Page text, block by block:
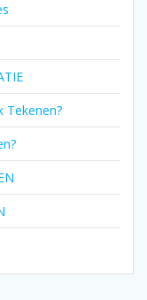
Tekenen?